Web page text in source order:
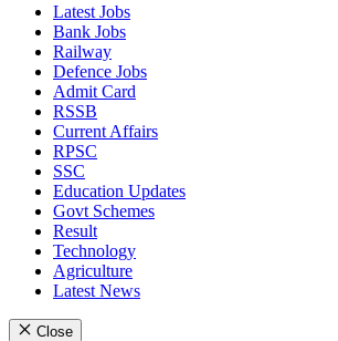
Latest Jobs
Bank Jobs
Railway
Defence Jobs
Admit Card
RSSB
Current Affairs
RPSC
SSC
Education Updates
Govt Schemes
Result
Technology
Agriculture
Latest News
Close